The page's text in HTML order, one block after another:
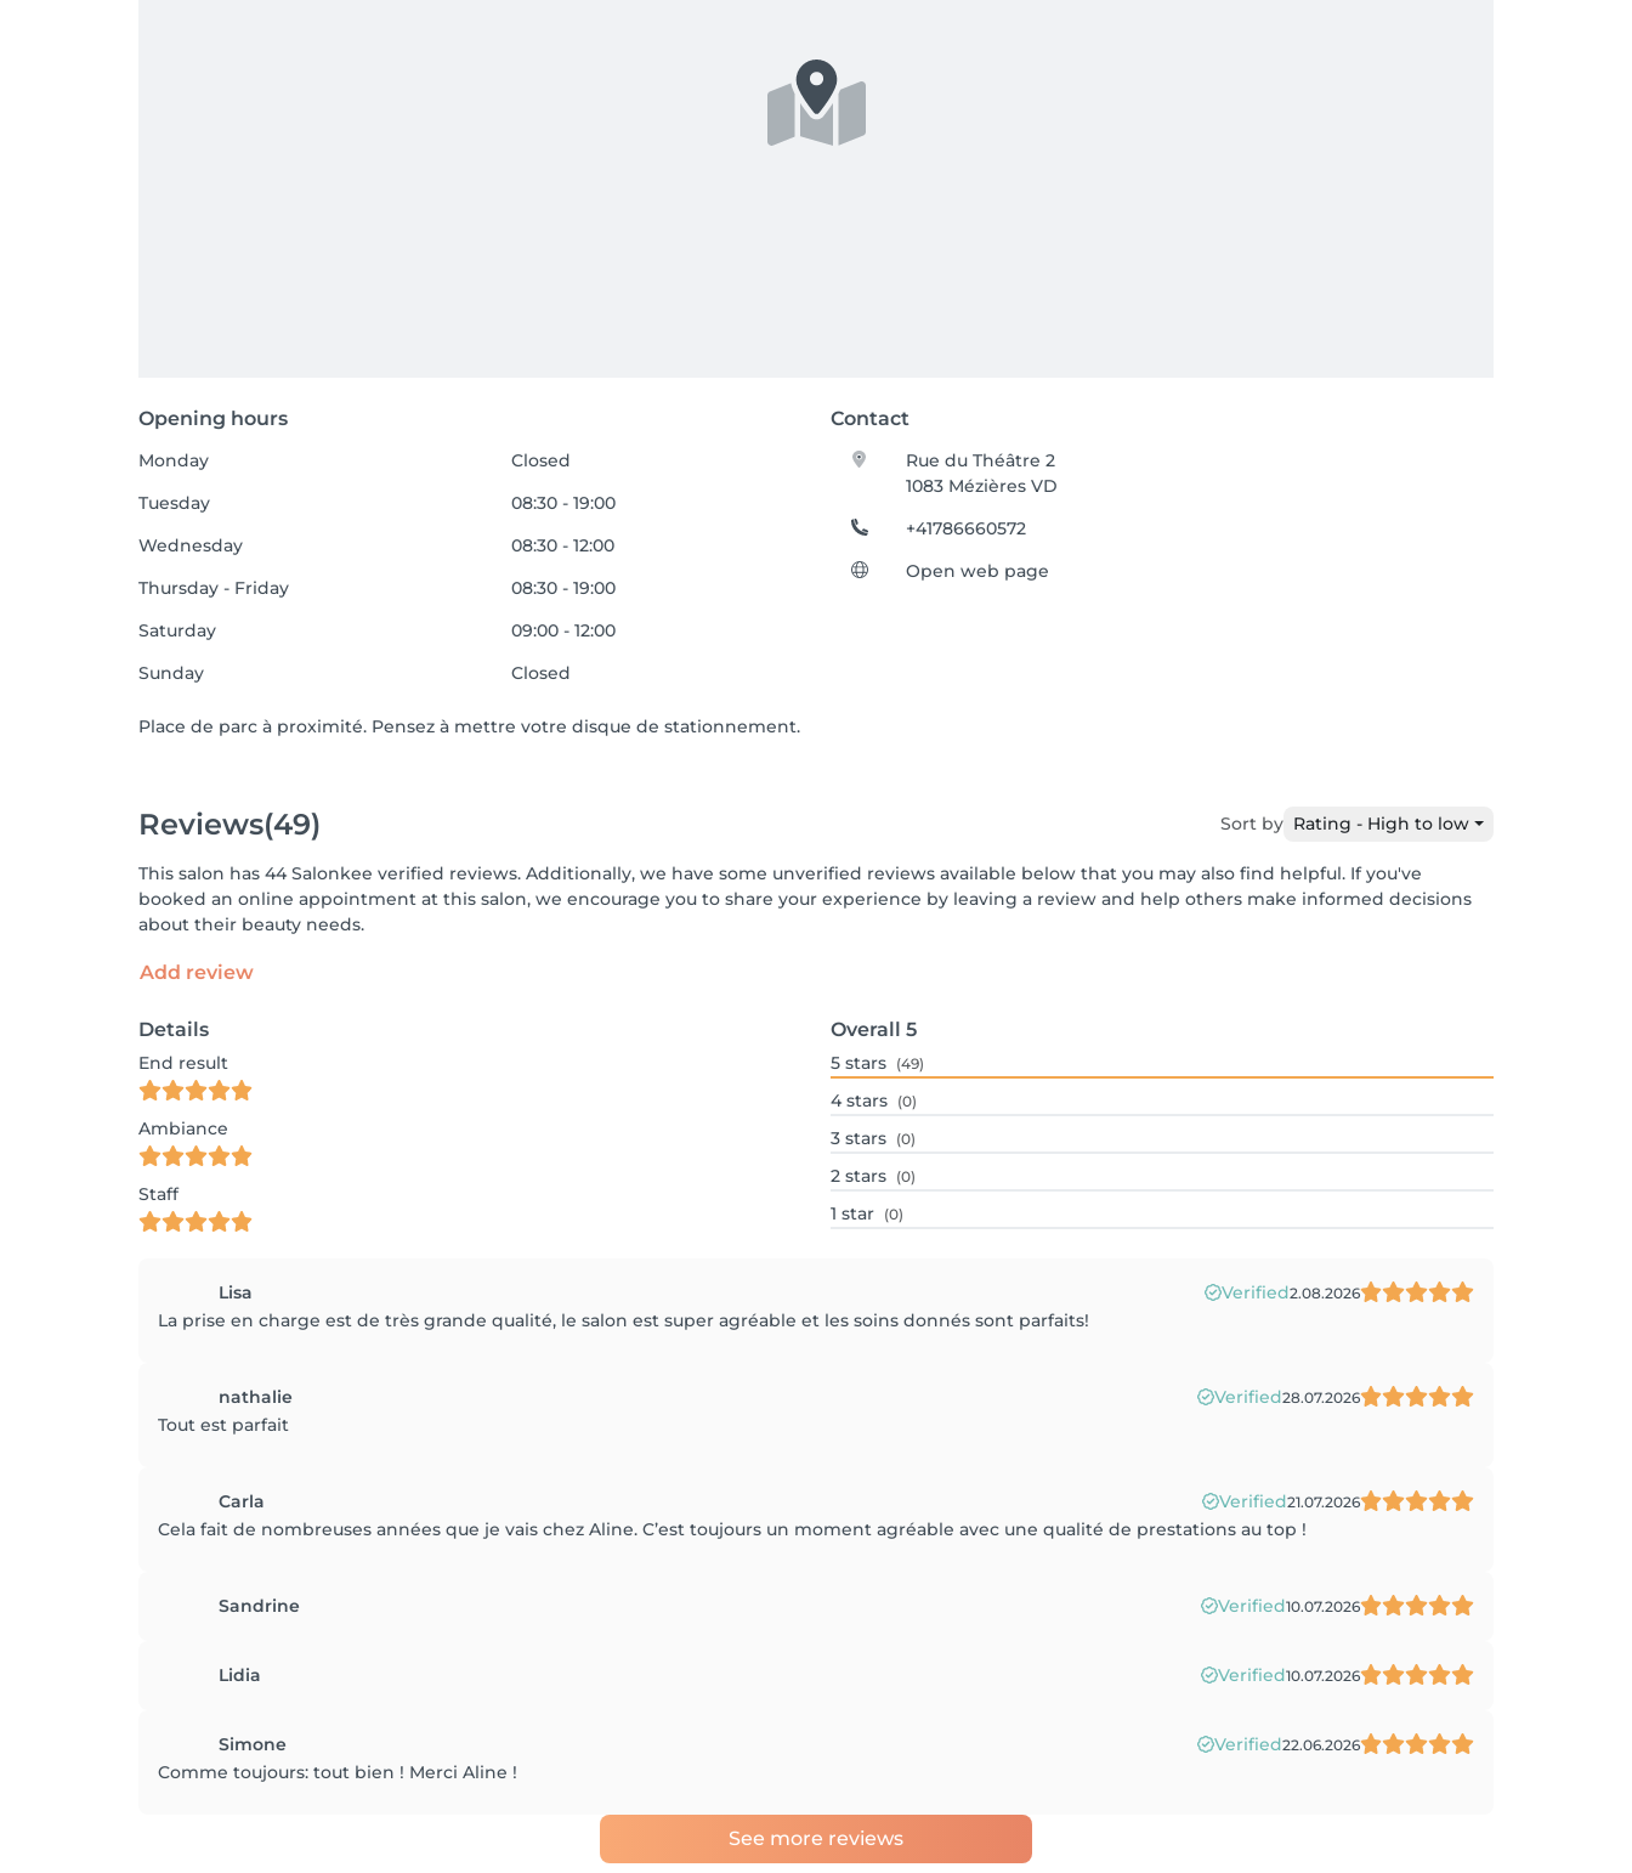
Opening hours Contact
Monday
Closed
Tuesday
08:30 - 19:00
Wednesday
08:30 - 12:00
Thursday - Friday
08:30 - 19:00
Saturday
09:00 - 12:00
Sunday
Closed
Place de parc à proximité. Pensez à mettre votre disque de stationnement.
Rue du Théâtre 2
1083 Mézières VD
+41786660572
Open web page
Reviews(49) Sort by Rating - High to low
This salon has 44 Salonkee verified reviews. Additionally, we have some unverified reviews available below that you may also find helpful. If you've
booked an online appointment at this salon, we encourage you to share your experience by leaving a review and help others make informed decisions
about their beauty needs.
Add review
Details
End result
Ambiance
Staff
Overall 5
5 stars (49)
4 stars (0)
3 stars (0)
2 stars (0)
1 star (0)
Lisa Verified2.08.2026
La prise en charge est de très grande qualité, le salon est super agréable et les soins donnés sont parfaits!
nathalie Verified28.07.2026
Tout est parfait
Carla Verified21.07.2026
Cela fait de nombreuses années que je vais chez Aline. C’est toujours un moment agréable avec une qualité de prestations au top !
Sandrine Verified10.07.2026
Lidia Verified10.07.2026
Simone Verified22.06.2026
Comme toujours: tout bien ! Merci Aline !
See more reviews